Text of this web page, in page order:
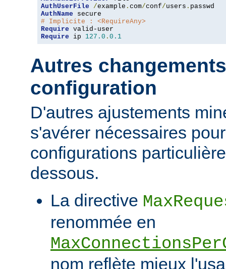
AuthUserFile
/example . com/conf/users .
AuthName
# Implicite : <RequireAny>
Require
Require ip 127.0 . 0.1
Autres
configuration
D'autres ajustements
s'avérer nécessaires
configurations
dessous.
La directive
renommée en
nom reflète mieux